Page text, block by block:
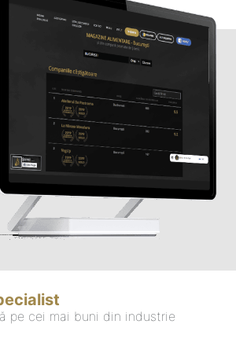
pe cei mai buni din industrie